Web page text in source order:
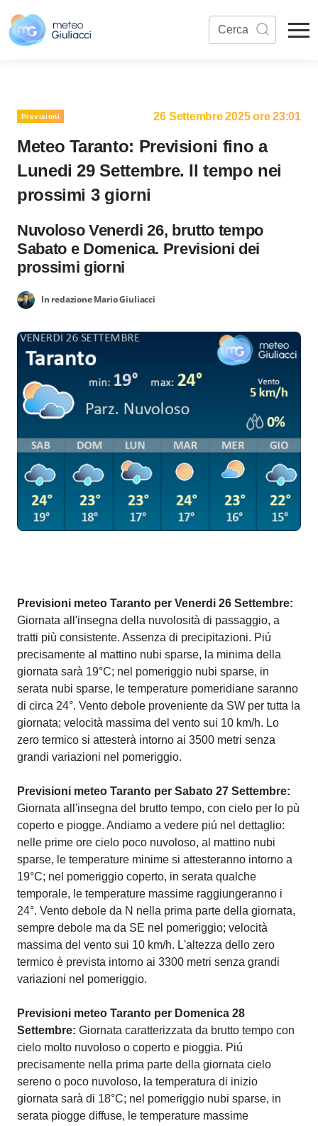
Previsioni 26 Settembre 2025 ore 23:01
Meteo Taranto: Previsioni fino a
Lunedi 29 Settembre. Il tempo nei
prossimi 3 giorni
Nuvoloso Venerdi 26, brutto tempo
Sabato e Domenica. Previsioni dei
prossimi giorni
In redazione Mario Giuliacci
Previsioni meteo Taranto per Venerdi 26 Settembre:
Giornata all'insegna della nuvolosità di passaggio, a
tratti più consistente. Assenza di precipitazioni. Piú
precisamente al mattino nubi sparse, la minima della
giornata sarà 19°C; nel pomeriggio nubi sparse, in
serata nubi sparse, le temperature pomeridiane saranno
di circa 24°. Vento debole proveniente da SW per tutta la
giornata; velocità massima del vento sui 10 km/h. Lo
zero termico si attesterà intorno ai 3500 metri senza
grandi variazioni nel pomeriggio.
Previsioni meteo Taranto per Sabato 27 Settembre:
Giornata all'insegna del brutto tempo, con cielo per lo pù
coperto e piogge. Andiamo a vedere piú nel dettaglio:
nelle prime ore cielo poco nuvoloso, al mattino nubi
sparse, le temperature minime si attesteranno intorno a
19°C; nel pomeriggio coperto, in serata qualche
temporale, le temperature massime raggiungeranno i
24°. Vento debole da N nella prima parte della giornata,
sempre debole ma da SE nel pomeriggio; velocità
massima del vento sui 10 km/h. L'altezza dello zero
termico è prevista intorno ai 3300 metri senza grandi
variazioni nel pomeriggio.
Previsioni meteo Taranto per Domenica 28
Settembre: Giornata caratterizzata da brutto tempo con
cielo molto nuvoloso o coperto e pioggia. Piú
precisamente nella prima parte della giornata cielo
sereno o poco nuvoloso, la temperatura di inizio
giornata sarà di 18°C; nel pomeriggio nubi sparse, in
serata piogge diffuse, le temperature massime